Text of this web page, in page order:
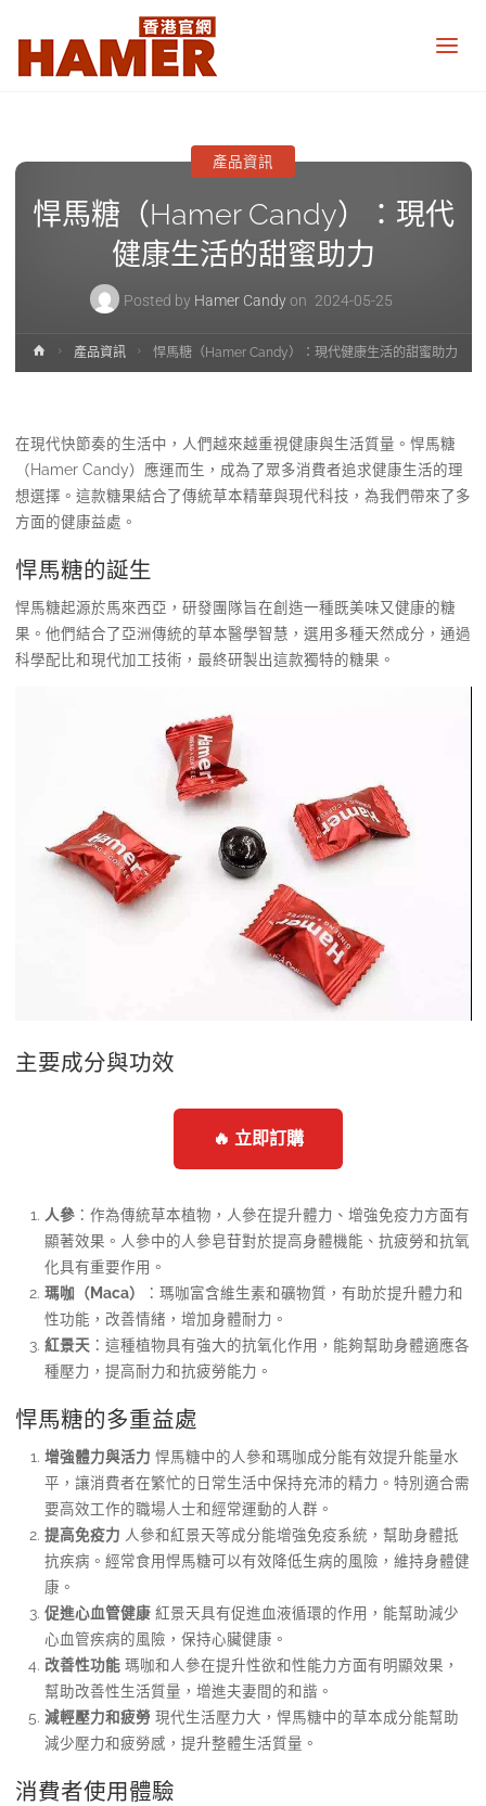
網
Hamer
Hong
Kong
official
website
悍馬糖（Hamer Candy）：現代
健康生活的甜蜜助力
Posted by Hamer Candy on 2024-05-25
產品資訊
Home產品資訊 悍馬糖（Hamer Candy）：現代健康生活的甜蜜助力
在現代快節奏的生活中，人們越來越重視健康與生活質量。悍馬糖
（Hamer Candy）應運而生，成為了眾多消費者追求健康生活的理
想選擇。這款糖果結合了傳統草本精華與現代科技，為我們帶來了多
方面的健康益處。
悍馬糖的誕生
悍馬糖起源於馬來西亞，研發團隊旨在創造一種既美味又健康的糖
果。他們結合了亞洲傳統的草本醫學智慧，選用多種天然成分，通過
科學配比和現代加工技術，最終研製出這款獨特的糖果。
主要成分與功效
🔥 立即訂購
人參：作為傳統草本植物，人參在提升體力、增強免疫力方面有
顯著效果。人參中的人參皂苷對於提高身體機能、抗疲勞和抗氧
化具有重要作用。
瑪咖（Maca）
：瑪咖富含維生素和礦物質，有助於提升體力和
性功能，改善情緒，增加身體耐力。
紅景天：這種植物具有強大的抗氧化作用，能夠幫助身體適應各
種壓力，提高耐力和抗疲勞能力。
悍馬糖的多重益處
增強體力與活力 悍馬糖中的人參和瑪咖成分能有效提升能量水
平，讓消費者在繁忙的日常生活中保持充沛的精力。特別適合需
要高效工作的職場人士和經常運動的人群。
提高免疫力 人參和紅景天等成分能增強免疫系統，幫助身體抵
抗疾病。經常食用悍馬糖可以有效降低生病的風險，維持身體健
康。
促進心血管健康紅景天具有促進血液循環的作用，能幫助減少
心血管疾病的風險，保持心臟健康。
改善性功能瑪咖和人參在提升性欲和性能力方面有明顯效果，
幫助改善性生活質量，增進夫妻間的和諧。
減輕壓力和疲勞 現代生活壓力大，悍馬糖中的草本成分能幫助
減少壓力和疲勞感，提升整體生活質量。
消費者使用體驗